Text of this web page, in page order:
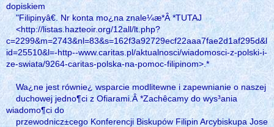
dopiskiem
"Filipinyâ€. Nr konta mo¿na znale¼æ*Â *TUTAJ
<http://listas.hazteoir.org/12all/lt.php?
c=2299&m=2743&nl=83&s=162f3a92729ecf22aaa7fae2d1af295d&l
id=25510&l=-http--www.caritas.pl/aktualnosci/wiadomosci-z-polski-i-
ze-swiata/9264-caritas-polska-na-pomoc-filipinom>.*
Wa¿ne jest równie¿ wsparcie modlitewne i zapewnianie o naszej
duchowej jedno¶ci z Ofiarami.Â *Zachêcamy do wys³ania
wiadomo¶ci do
przewodnicz±cego Konferencji Biskupów Filipin Arcybiskupa Jose